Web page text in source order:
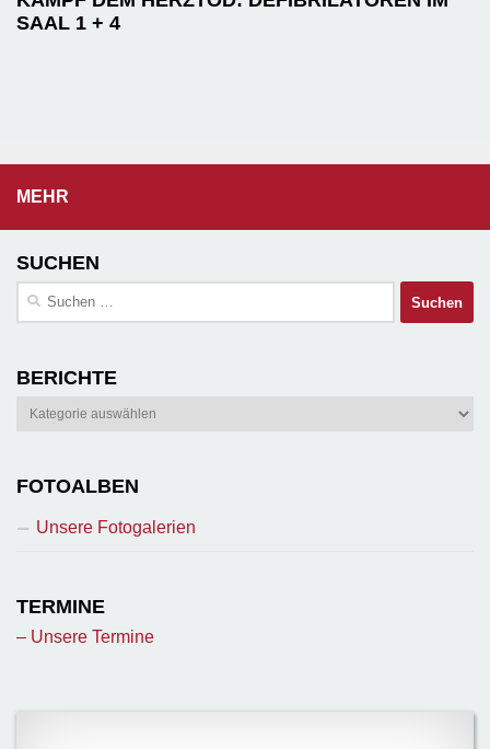
SAAL 1 + 4
MEHR
SUCHEN
Suchen
BERICHTE
Berichte
FOTOALBEN
Unsere Fotogalerien
TERMINE
– Unsere Termine